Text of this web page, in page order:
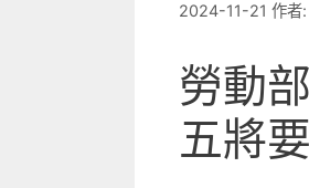
2024-11-21 作者:
勞動
五將